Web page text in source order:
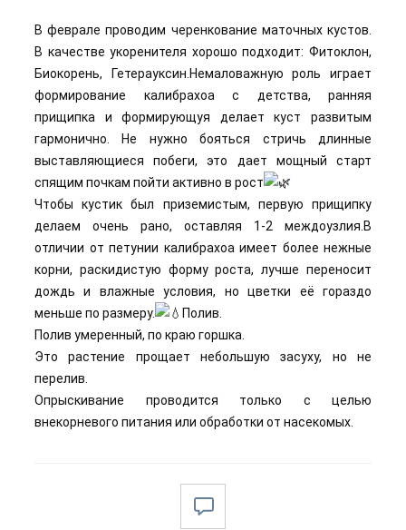
В феврале проводим черенкование маточных кустов.
В качестве укоренителя хорошо подходит: Фитоклон,
Биокорень, Гетерауксин.Немаловажную роль играет
формирование калибрахоа с детства, ранняя
прищипка и формирующуя делает куст развитым
гармонично. Не нужно бояться стричь длинные
выставляющиеся побеги, это дает мощный старт
спящим почкам пойти активно в рост
Чтобы кустик был приземистым, первую прищипку
делаем очень рано, оставляя 1-2 междоузлия.В
отличии от петунии калибрахоа имеет более нежные
корни, раскидистую форму роста, лучше переносит
дождь и влажные условия, но цветки её гораздо
меньше по размеру.
Полив.
Полив умеренный, по краю горшка.
Это растение прощает небольшую засуху, но не
перелив.
Опрыскивание проводится только с целью
внекорневого питания или обработки от насекомых.